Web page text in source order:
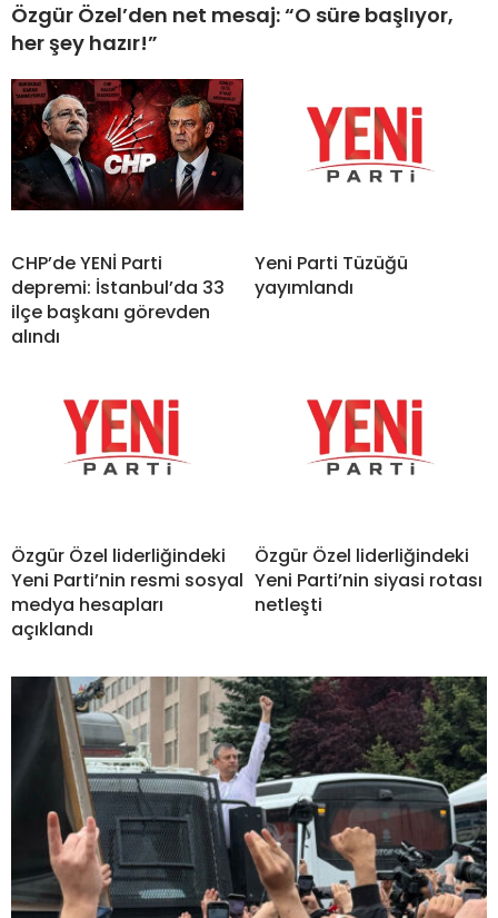
Özgür Özel’den net mesaj: “O süre başlıyor,
her şey hazır!”
CHP’de YENİ Parti
depremi: İstanbul’da 33
ilçe başkanı görevden
alındı
Yeni Parti Tüzüğü
yayımlandı
Özgür Özel liderliğindeki
Yeni Parti’nin resmi sosyal
medya hesapları
açıklandı
Özgür Özel liderliğindeki
Yeni Parti’nin siyasi rotası
netleşti